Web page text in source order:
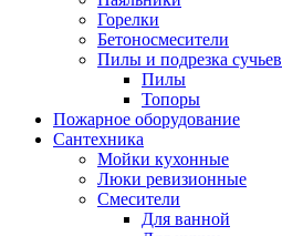
Горелки
Бетоносмесители
Пилы и подрезка сучьев
Пилы
Топоры
Пожарное оборудование
Сантехника
Мойки кухонные
Люки ревизионные
Смесители
Для ванной